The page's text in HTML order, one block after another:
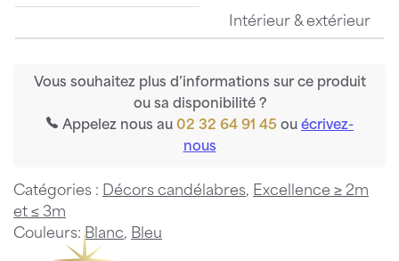
Intérieur & extérieur
Vous souhaitez plus d’informations sur ce produit
ou sa disponibilité ?
Appelez nous au 02 32 64 91 45 ou écrivez-
nous
Catégories : Décors candélabres, Excellence ≥ 2m
et ≤ 3m
Couleurs:Blanc, Bleu